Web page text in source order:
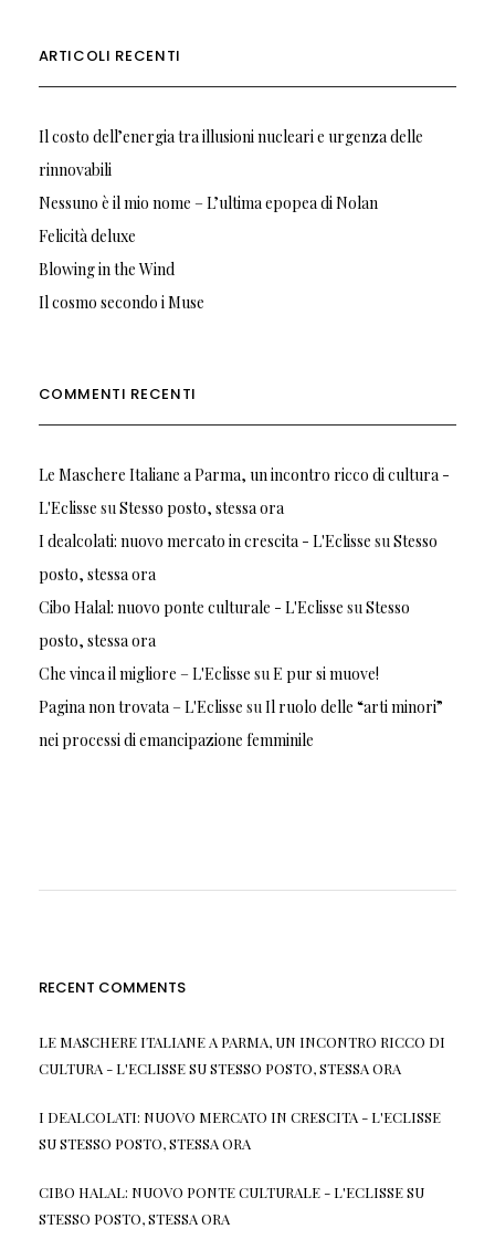
ARTICOLI RECENTI
Il costo dell’energia tra illusioni nucleari e urgenza delle
rinnovabili
Nessuno è il mio nome – L’ultima epopea di Nolan
Felicità deluxe
Blowing in the Wind
Il cosmo secondo i Muse
COMMENTI RECENTI
Le Maschere Italiane a Parma, un incontro ricco di cultura -
L'Eclisse suStesso posto, stessa ora
I dealcolati: nuovo mercato in crescita - L'Eclisse suStesso
posto, stessa ora
Cibo Halal: nuovo ponte culturale - L'Eclisse suStesso
posto, stessa ora
Che vinca il migliore – L'Eclisse suE pur si muove!
Pagina non trovata – L'Eclisse suIl ruolo delle “arti minori”
nei processi di emancipazione femminile
RECENT COMMENTS
LE MASCHERE ITALIANE A PARMA, UN INCONTRO RICCO DI
CULTURA - L'ECLISSESUSTESSO POSTO, STESSA ORA
I DEALCOLATI: NUOVO MERCATO IN CRESCITA - L'ECLISSE
SUSTESSO POSTO, STESSA ORA
CIBO HALAL: NUOVO PONTE CULTURALE - L'ECLISSESU
STESSO POSTO, STESSA ORA